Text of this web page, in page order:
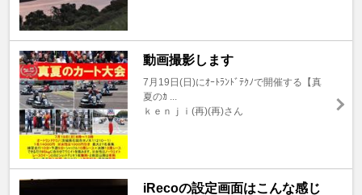
動画撮影します
7月19日(日)にｵｰﾄﾗﾝﾄﾞﾃｸﾉで開催する【真
夏のｶ ...
ｋｅｎｊｉ(再)(再)さん
iRecoの設定画面はこんな感じ